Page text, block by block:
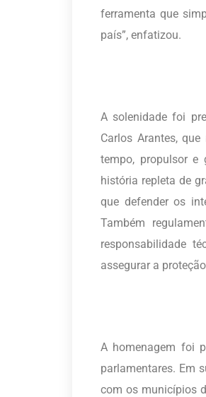
ferramenta que
país”, enfatizou.
A solenidade foi
Carlos Arantes,
tempo, propulsor e
história repleta de
que defender os
Também
responsabilidade
assegurar a
A homenagem foi
parlamentares. Em
com os municípios